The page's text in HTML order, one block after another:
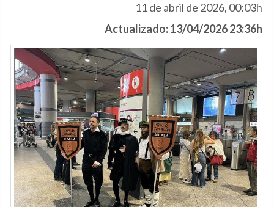
11 de abril de 2026, 00:03h
Actualizado: 13/04/2026 23:36h